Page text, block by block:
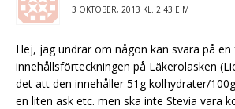
3 OKTOBER, 2013 KL. 2:43 E M
Hej, jag undrar om någon kan svara på en
innehållsförteckningen på Läkerolasken
det att den innehåller 51g kolhydrater/
en liten ask etc. men ska inte Stevia vara